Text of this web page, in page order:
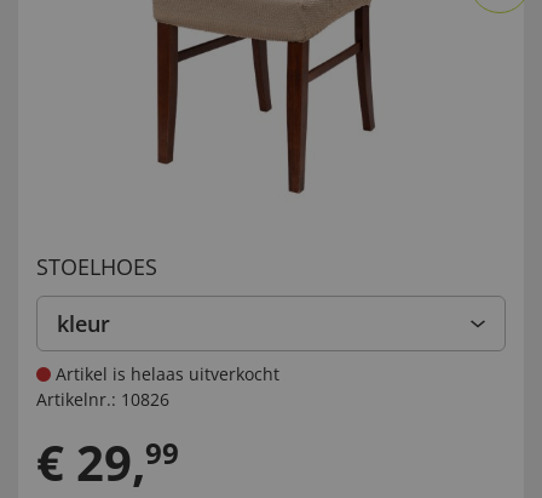
STOELHOES
kleur
Artikel is helaas uitverkocht
Artikelnr.: 10826
€ 29,99